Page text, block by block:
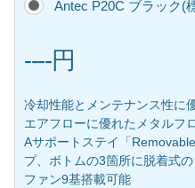
Antec P20C ブラック(
----円
冷却性能とメンテナンス性に
エアフローに優れたメタルフ
Aサポートステイ「
プ、ボトムの3箇所に脱着式
ファン9基搭載可能